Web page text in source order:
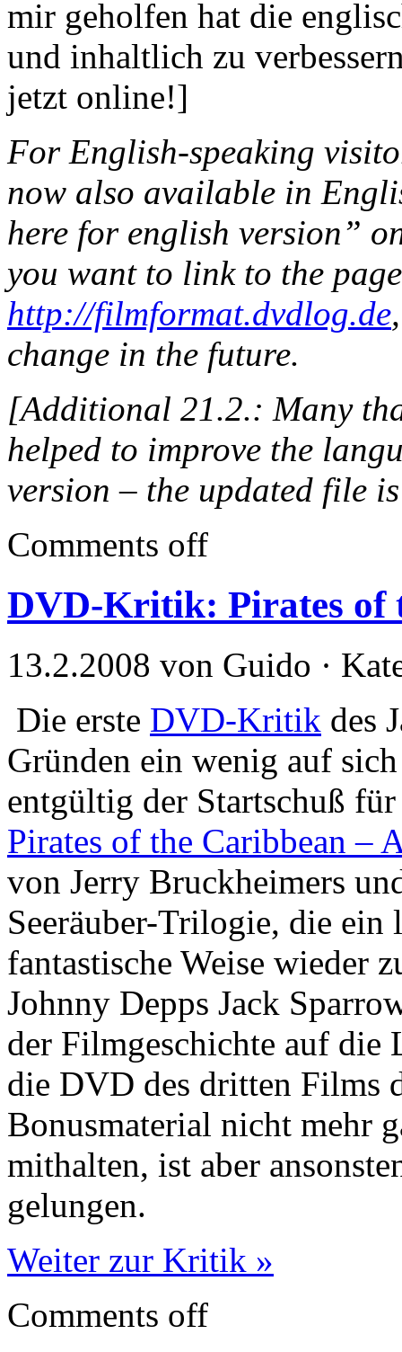
mir geholfen hat die
und inhaltlich zu
jetzt online!]
For English-speaking
now also available in
here for english version”
you want to link to the
http://filmformat.dvdlog.de
change in the future.
[Additional 21.2.: Many
helped to improve the
version – the updated file
Comments off
DVD-Kritik: Pirates of
13.2.2008 von Guido ·
Die erste DVD-Kritik des
Gründen ein wenig auf
entgültig der Startschuß
Pirates of the Caribbean –
von Jerry Bruckheimers
Seeräuber-Trilogie, die ein
fantastische Weise wieder
Johnny Depps Jack
der Filmgeschichte auf die
die DVD des dritten Films
Bonusmaterial nicht mehr
mithalten, ist aber
gelungen.
Weiter zur Kritik »
Comments off